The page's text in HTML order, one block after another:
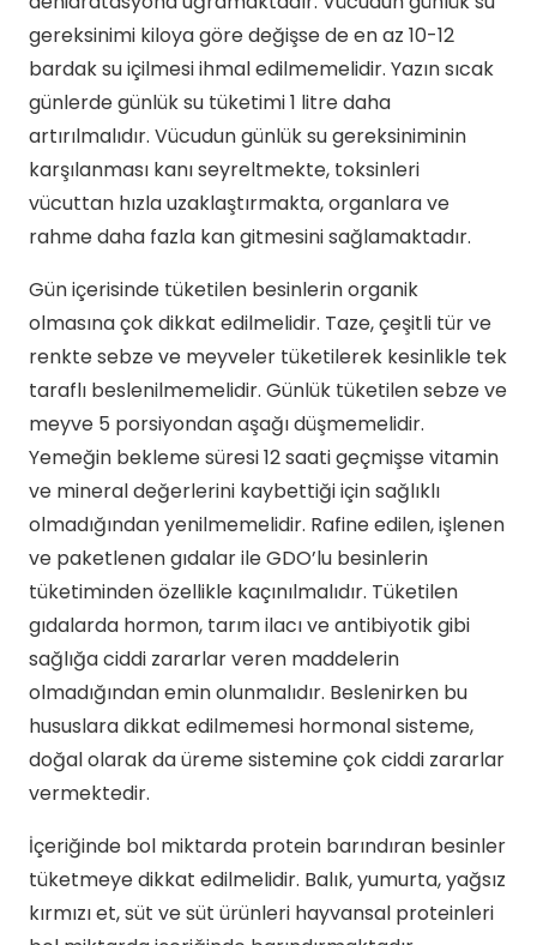
gereksinimi kiloya göre değişse de en az 10-12
bardak su içilmesi ihmal edilmemelidir. Yazın sıcak
günlerde günlük su tüketimi 1 litre daha
artırılmalıdır. Vücudun günlük su gereksiniminin
karşılanması kanı seyreltmekte, toksinleri
vücuttan hızla uzaklaştırmakta, organlara ve
rahme daha fazla kan gitmesini sağlamaktadır.
Gün içerisinde tüketilen besinlerin organik
olmasına çok dikkat edilmelidir. Taze, çeşitli tür ve
renkte sebze ve meyveler tüketilerek kesinlikle tek
taraflı beslenilmemelidir. Günlük tüketilen sebze ve
meyve 5 porsiyondan aşağı düşmemelidir.
Yemeğin bekleme süresi 12 saati geçmişse vitamin
ve mineral değerlerini kaybettiği için sağlıklı
olmadığından yenilmemelidir. Rafine edilen, işlenen
ve paketlenen gıdalar ile GDO’lu besinlerin
tüketiminden özellikle kaçınılmalıdır. Tüketilen
gıdalarda hormon, tarım ilacı ve antibiyotik gibi
sağlığa ciddi zararlar veren maddelerin
olmadığından emin olunmalıdır. Beslenirken bu
hususlara dikkat edilmemesi hormonal sisteme,
doğal olarak da üreme sistemine çok ciddi zararlar
vermektedir.
İçeriğinde bol miktarda protein barındıran besinler
tüketmeye dikkat edilmelidir. Balık, yumurta, yağsız
kırmızı et, süt ve süt ürünleri hayvansal proteinleri